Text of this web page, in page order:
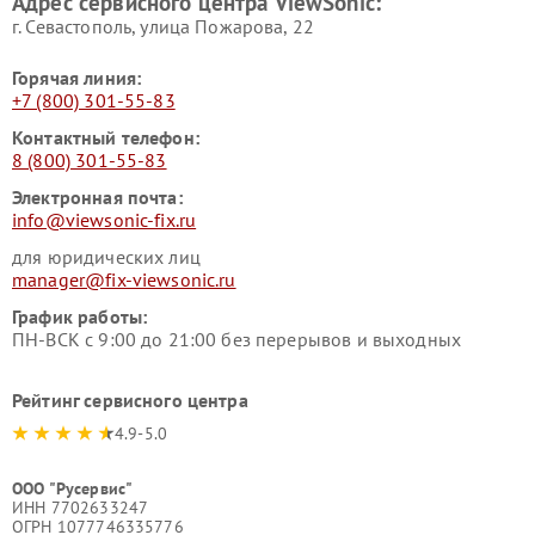
г. Севастополь, улица Пожарова, 22
Горячая линия:
+7 (800) 301-55-83
Контактный телефон:
8 (800) 301-55-83
Электронная почта:
info@viewsonic-fix.ru
для юридических лиц
manager@fix-viewsonic.ru
График работы:
ПН-ВСК с 9:00 до 21:00 без перерывов и выходных
Рейтинг сервисного центра
4.9-5.0
ООО "Русервис"
ИНН 7702633247
ОГРН 1077746335776